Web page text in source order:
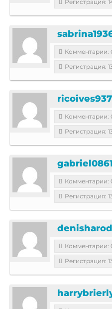
Регистрация:
Комментарии:
Регистрация:
Комментарии:
Регистрация:
Комментарии:
Регистрация:
Комментарии:
Регистрация: